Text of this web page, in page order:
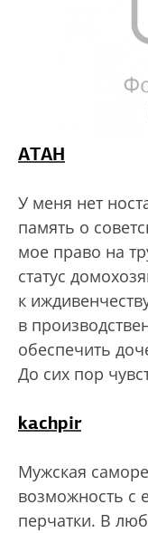
АТАН
У меня нет
память о
мое право на
статус
к
в
обеспечить
До сих пор
kachpir
Мужская
возможность с
перчатки. В